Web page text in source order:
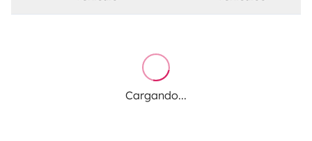
Cargando...